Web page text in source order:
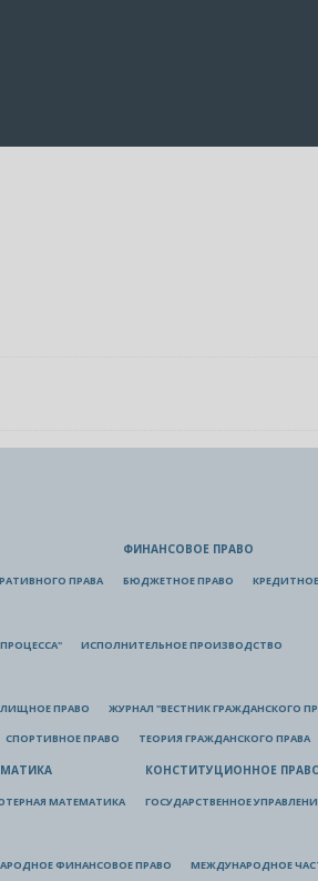
ПРАВА
ФИНАНСОВОЕ ПРАВО
БЮДЖЕТНОЕ ПРАВО
ИСПОЛНИТЕЛЬНОЕ ПРОИЗВОДСТВО
ПРАВО ЖУРНАЛ "ВЕСТНИК ГРАЖДАНСКОГО
СПОРТИВНОЕ ПРАВО ТЕОРИЯ ГРАЖДАНСКОГО ПРАВА
МАТЕМАТИКА
КОНСТИТУЦИОННОЕ
ГОСУДАРСТВЕННОЕ
ФИНАНСОВОЕ ПРАВО МЕЖДУНАРОДНОЕ